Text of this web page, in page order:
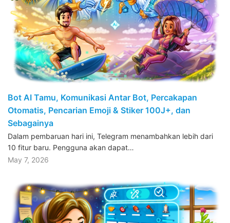
Bot AI Tamu, Komunikasi Antar Bot, Percakapan
Otomatis, Pencarian Emoji & Stiker 100J+, dan
Sebagainya
Dalam pembaruan hari ini, Telegram menambahkan lebih dari
10 fitur baru. Pengguna akan dapat…
May 7, 2026